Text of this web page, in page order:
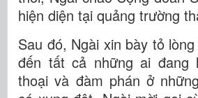
hiện diện tại quảng trường
Sau đó, Ngài xin bày tỏ
đến tất cả những ai đang
thoại và đàm phán ở